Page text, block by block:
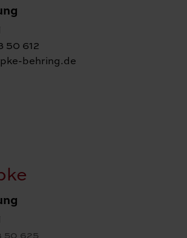
50 612
behring.de
50 625